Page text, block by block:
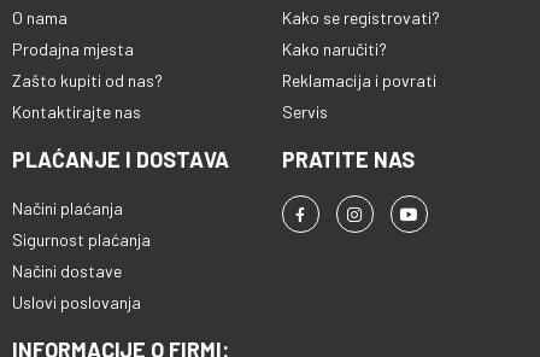
O nama
Prodajna mjesta
Zašto kupiti od nas?
Kontaktirajte nas
Kako se registrovati?
Kako naručiti?
Reklamacija i povrati
Servis
PLAĆANJE I DOSTAVA
Načini plaćanja
Sigurnost plaćanja
Načini dostave
Uslovi poslovanja
PRATITE NAS
INFORMACIJE O FIRMI: